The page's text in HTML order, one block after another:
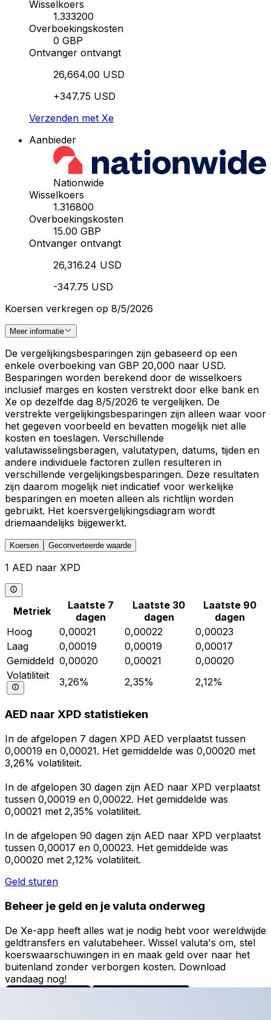
Wisselkoers
1.333200
Overboekingskosten
0 GBP
Ontvanger ontvangt
26,664.00 USD
+347.75 USD
Verzenden met Xe
Aanbieder
Nationwide
Wisselkoers
1.316800
Overboekingskosten
15.00 GBP
Ontvanger ontvangt
26,316.24 USD
-347.75 USD
Koersen verkregen op 8/5/2026
Meer informatie
De vergelijkingsbesparingen zijn gebaseerd op een
enkele overboeking van GBP 20,000 naar USD.
Besparingen worden berekend door de wisselkoers
inclusief marges en kosten verstrekt door elke bank en
Xe op dezelfde dag 8/5/2026 te vergelijken. De
verstrekte vergelijkingsbesparingen zijn alleen waar voor
het gegeven voorbeeld en bevatten mogelijk niet alle
kosten en toeslagen. Verschillende
valutawisselingsberagen, valutatypen, datums, tijden en
andere individuele factoren zullen resulteren in
verschillende vergelijkingsbesparingen. Deze resultaten
zijn daarom mogelijk niet indicatief voor werkelijke
besparingen en moeten alleen als richtlijn worden
gebruikt. Het koersvergelijkingsdiagram wordt
driemaandelijks bijgewerkt.
Koersen Geconverteerde waarde
1 AED naar XPD
Metriek
Laatste 7
dagen
Laatste 30
dagen
Laatste 90
dagen
Hoog
0,00021 0,00022
0,00023
Laag
0,00019 0,00019
0,00017
Gemiddeld 0,00020 0,00021
0,00020
Volatiliteit
3,26% 2,35% 2,12%
AED naar XPD statistieken
In de afgelopen 7 dagen XPD AED verplaatst tussen
0,00019 en 0,00021. Het gemiddelde was 0,00020 met
3,26% volatiliteit.
In de afgelopen 30 dagen zijn AED naar XPD verplaatst
tussen 0,00019 en 0,00022. Het gemiddelde was
0,00021 met 2,35% volatiliteit.
In de afgelopen 90 dagen zijn AED naar XPD verplaatst
tussen 0,00017 en 0,00023. Het gemiddelde was
0,00020 met 2,12% volatiliteit.
Geld sturen
Beheer je geld en je valuta onderweg
De Xe-app heeft alles wat je nodig hebt voor wereldwijde
geldtransfers en valutabeheer. Wissel valuta's om, stel
koerswaarschuwingen in en maak geld over naar het
buitenland zonder verborgen kosten. Download
vandaag nog!